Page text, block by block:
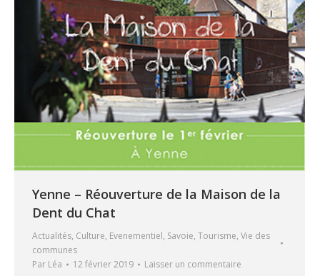
Yenne – Réouverture de la Maison de la
Dent du Chat
Actualités, Culture, Evenementiel, Savoie, Tourisme, Vie des
communes
Par Léa 12 février 2019 Laisser un commentaire